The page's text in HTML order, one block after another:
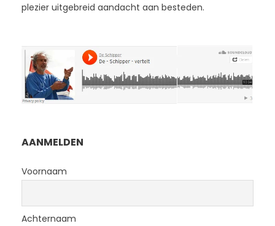
plezier uitgebreid aandacht aan besteden.
AANMELDEN
Voornaam
Achternaam